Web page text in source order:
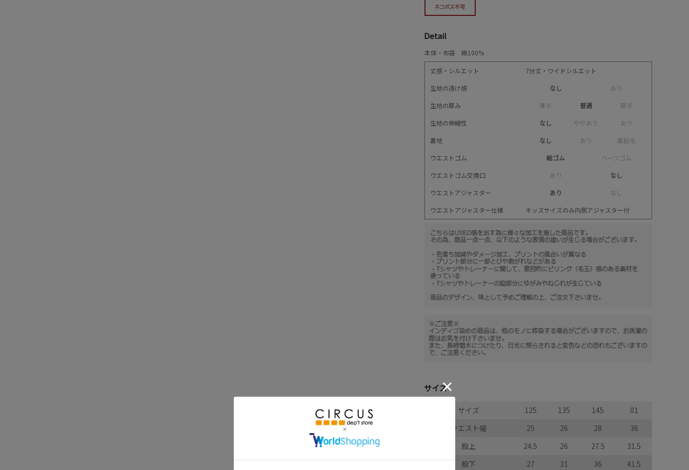
Detail
本体・布袋 綿100%
丈感・シルエット
7分丈・ワイドシルエット
生地の透け感
なし あ り
生地の厚み
薄手 普通 厚手
生地の伸縮性
なし ややあ り あ り
裏地
なし あ り 裏起毛
ウエストゴム
総ゴム ハーフ ゴ ム
ウエストゴム交換口
あ り
なし
ウエストアジャスター
あり な し
ウエストアジャスター仕様
キッズサイズのみ内側アジャスター付
サイズ
サイズ 125 135 145
01
ウエスト幅
25 26 28
36
股上
24.5 26 27.5
31.5
股下
27 31 36
41.5